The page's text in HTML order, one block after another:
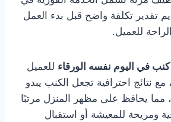
تقدير تكلفة واضح قبل بدء العمل
للعميل.
في اليوم نفسه الورقاء للعميل
مع نتائج احترافية تجعل الكنب يبدو
مما يحافظ على مظهر المنزل مرتبًا
ومريحة للمعيشة أو استقبال